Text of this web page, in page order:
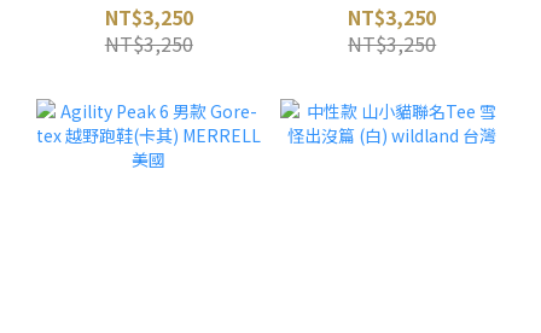
NT$3,250
NT$3,250
NT$3,250
NT$3,250